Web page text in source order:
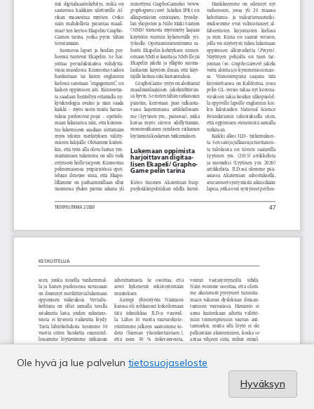
Ole hyvä ja lue palvelun tietosuojaseloste
Hyväksyn